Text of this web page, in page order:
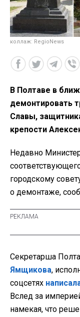
коллаж: RegioNews
В Полтаве в
демонтировать
Славы,
крепости
Недавно
городскому
о демонтаже,
Секретарша
Ямщикова,
соцсетях
Вслед за
намекая, что